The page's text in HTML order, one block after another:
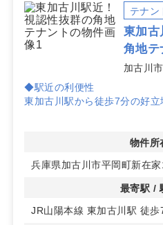
テナン
東加古
角地テ
加古川
◆駅近の利便性
東加古川駅から徒歩7分の好立
セスの良さは患者様への利便
通りに面した角地にあるため
敷地内に駐車場を完備してお
物件所
兵庫県加古川市平岡町新在
最寄駅 /
JR山陽本線 東加古川駅 徒歩